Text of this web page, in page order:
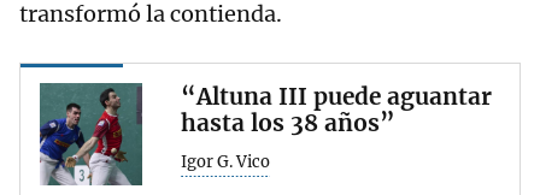
transformó la contienda.
“Altuna III puede aguantar
hasta los 38 años”
Igor G. Vico